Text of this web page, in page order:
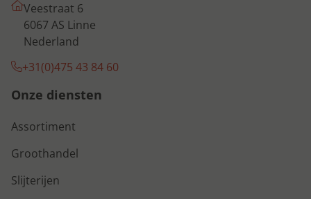
Veestraat 6
6067 AS Linne
Nederland
+31(0)475 43 84 60
Onze diensten
Assortiment
Groothandel
Slijterijen